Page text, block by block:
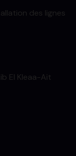
des lignes
El Kleaa-Ait